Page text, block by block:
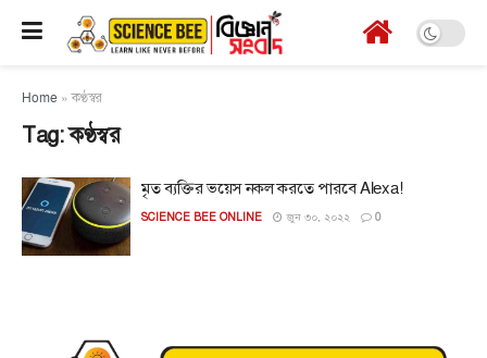
Home »কণ্ঠস্বর
Tag:কণ্ঠস্বর
মৃত ব্যক্তির ভয়েস নকল করতে পারবে Alexa!
SCIENCE BEE ONLINE জুন ৩০, ২০২২ 0